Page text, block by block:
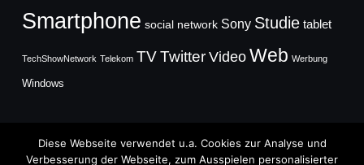
Smartphone social network Sony Studie tablet
TechShowNetwork Telekom TVTwitter Video Web Werbung
Windows
Diese Webseite verwendet u.a. Cookies zur Analyse und
Verbesserung der Webseite, zum Ausspielen personalisierter